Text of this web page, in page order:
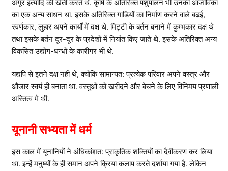
अंगूर इत्यादि की खेती करते थे. कृषि के अतिरिक्त पशुपालन भी उनकी आजीविका
का एक अन्य साधन था. इसके अतिरिक्त गाडियों का निर्माण करने वाले बढई,
स्वर्णकार, लुहार अपने कार्यों में दक्ष थे. मिट्टी के बर्तन बनाने में कुम्भकार दक्ष थे
तथा इसके बर्तन दूर-दूर के प्रदेशों में निर्यात किए जाते थे. इसके अतिरिक्त अन्य
विकसित उद्योग-धन्धों के कारीगर भी थे.
यद्यपि से इतने दक्ष नही थे, क्योंकि सामान्यत: प्रत्येक परिवार अपने वस्त्र और
औजार स्वयं ही बनाता था. वस्तुओं को खरीदने और बेचने के लिए विनिमय प्रणाली
अस्तित्व मे थी.
यूनानी सभ्यता में धर्म
इस काल में यूनानियों ने अंधिकांशत: प्राकृतिक शक्तियों का दैवीकरण कर लिया
था. इन्हें मनुष्यों के ही समान अपने क्रिया कलाप करते दर्शाया गया है. लेकिन